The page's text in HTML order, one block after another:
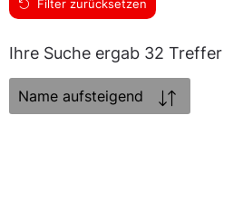
Filter zurücksetzen
Ihre Suche ergab 32 Treffer
Sortierung: